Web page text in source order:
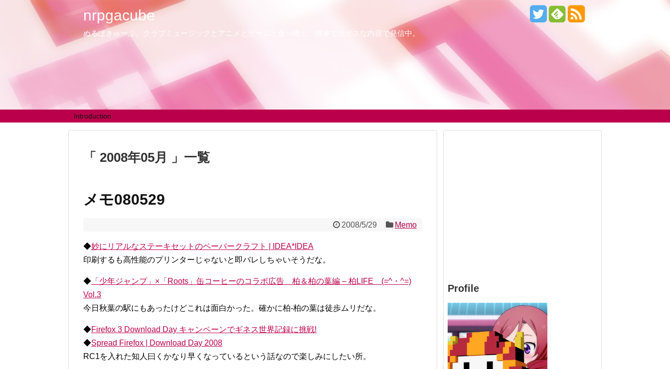
nrpgacube
ぬるぽきゅーぶ。クラブミュージックとアニメとゲームと食べ物と、雑多でカオスな内容で発信中。
Introduction
2008年05月 一覧
メモ080529
2008/5/29 Memo
◆妙にリアルなステーキセットのペーパークラフト | IDEA*IDEA
印刷するも高性能のプリンターじゃないと即バレしちゃいそうだな。
◆ 「少年ジャンプ」×「Roots」缶コーヒーのコラボ広告 柏＆柏の葉編 – 柏LIFE (=^・^=)
Vol.3
今日秋葉の駅にもあったけどこれは面白かった。確かに柏-柏の葉は徒歩ムリだな。
◆Firefox 3 Download Day キャンペーンでギネス世界記録に挑戦!
◆Spread Firefox | Download Day 2008
RC1を入れた知人曰くかなり早くなっているという話なので楽しみにしたい所。
Profile